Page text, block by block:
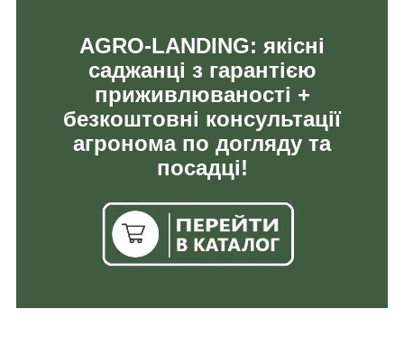
AGRO-LANDING: якісні
саджанці з гарантією
приживлюваності +
безкоштовні консультації
агронома по догляду та
посадці!